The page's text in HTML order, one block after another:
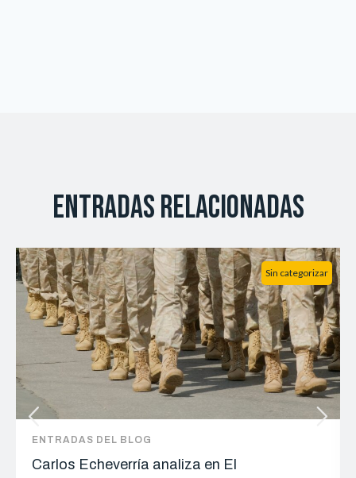
Entradas relacionadas
Sin categorizar
ENTRADAS DEL BLOG
Carlos Echeverría analiza en El